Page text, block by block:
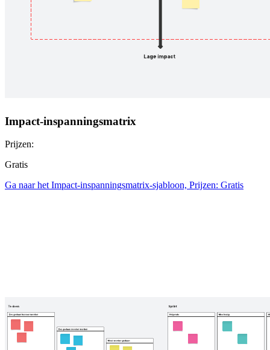
Impact-inspanningsmatrix
Prijzen:
Gratis
Ga naar het Impact-inspanningsmatrix-sjabloon, Prijzen: Gratis